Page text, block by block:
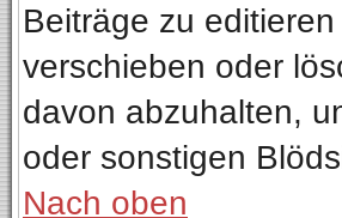
Beiträge zu
verschieben oder
davon abzuhalten,
oder sonstigen
Nach oben